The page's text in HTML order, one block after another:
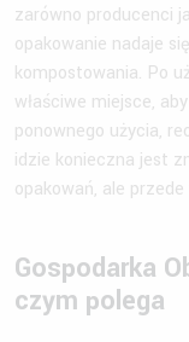
zarówno producenci
opakowanie nadaje
kompostowania. Po
właściwe miejsce,
ponownego użycia,
idzie konieczna jest
opakowań, ale
Gospodarka
czym polega